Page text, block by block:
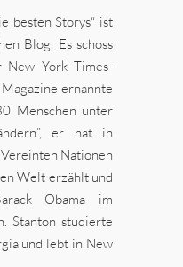
besten Storys“ ist
Blog. Es schoss
York Times-
ernannte
Menschen unter
er hat in
Nationen
Welt erzählt und
Obama im
Stanton studierte
und lebt in New